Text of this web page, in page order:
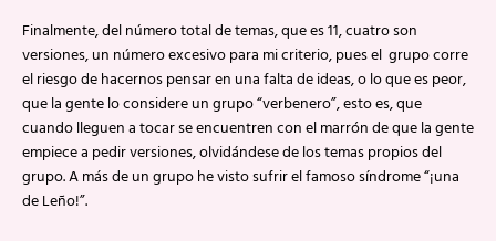
Finalmente, del número total de temas, que es 11, cuatro son
versiones, un número excesivo para mi criterio, pues el grupo corre
el riesgo de hacernos pensar en una falta de ideas, o lo que es peor,
que la gente lo considere un grupo “verbenero”, esto es, que
cuando lleguen a tocar se encuentren con el marrón de que la gente
empiece a pedir versiones, olvidándese de los temas propios del
grupo. A más de un grupo he visto sufrir el famoso síndrome “¡una
de Leño!”.